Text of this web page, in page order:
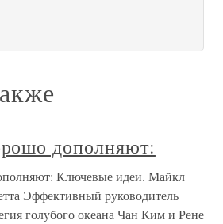
дополняют:
Ключевые идеи. Майкл
Эффективный руководитель
голубого океана Чан Ким и Рене